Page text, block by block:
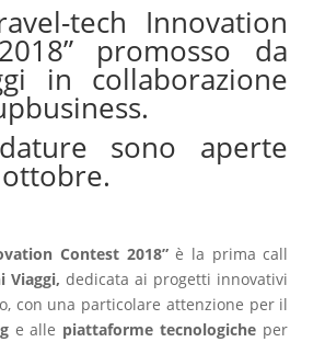
tech Innovation
promosso da
in collaborazione
sono aperte
Contest 2018”è la prima call
Viaggi, dedicata ai progetti innovativi
con una particolare attenzione per il
e alle piattaforme tecnologiche per